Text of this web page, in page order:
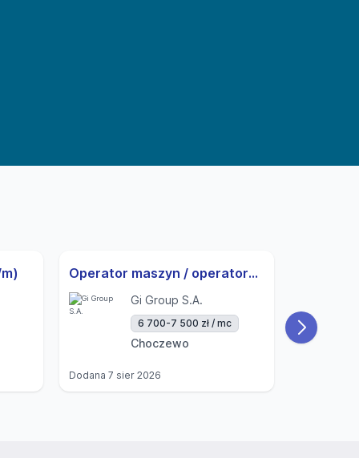
Operator maszyn / operatorka maszyn | 3-zmiany | UoP | od zaraz
Gi Group S.A.
6 700-7 500 zł / mc
Choczewo
Dodana 7 sier 2026